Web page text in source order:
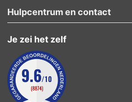
Je zei het zelf
Hulpcentrum en contact